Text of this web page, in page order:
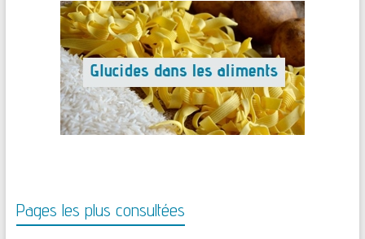
Pages les plus consultées